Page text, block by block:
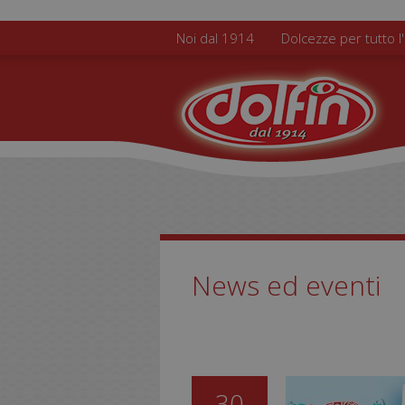
Noi dal 1914 Dolcezze per tutto
News ed eventi